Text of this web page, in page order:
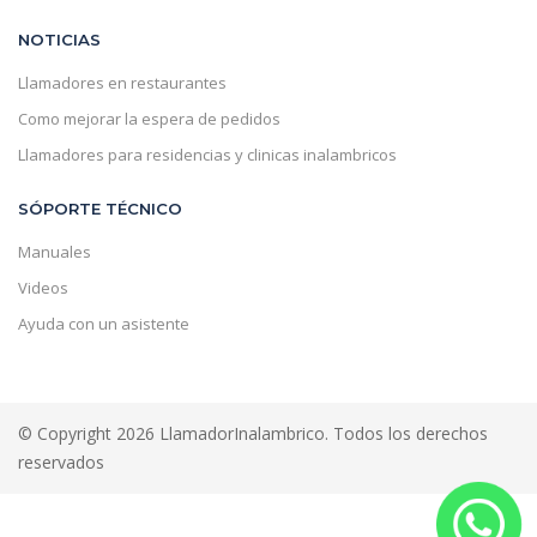
NOTICIAS
Llamadores en restaurantes
Como mejorar la espera de pedidos
Llamadores para residencias y clinicas inalambricos
SÓPORTE TÉCNICO
Manuales
Videos
Ayuda con un asistente
© Copyright 2026 LlamadorInalambrico. Todos los derechos
reservados